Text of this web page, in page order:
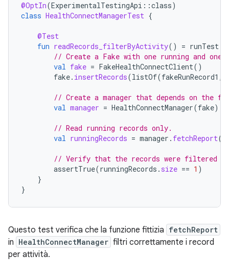
@OptIn(ExperimentalTestingApi ::class)
class HealthConnectManagerTest {
@Test
fun readRecords_filterByActivity() = runTest
// Create a Fake with one running and one
val fake = FakeHealthConnectClient()
fake. insertRecords(listOf(fakeRunRecord1 ,
// Create a manager that depends on the
val manager = HealthConnectManager(fake)
// Read running records only.
val runningRecords = manager . fetchReport(
// Verify that the records were filtered
assertTrue(runningRecords . size == 1 )
}
}
Questo test verifica che la funzione fittizia fetchReport
in HealthConnectManager filtri correttamente i record
per attività.